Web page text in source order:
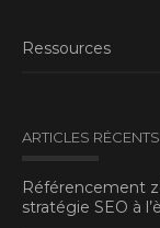
Ressources
ARTICLES RÉCENTS
Référencement
stratégie SEO à